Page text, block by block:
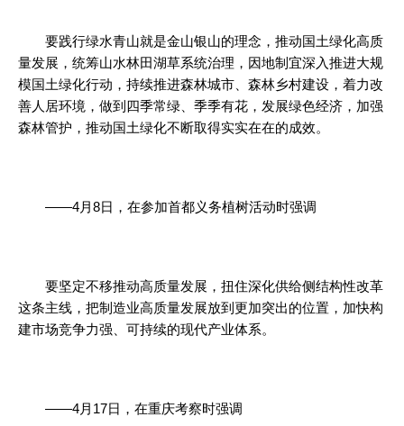
要践行绿水青山就是金山银山的理念，推动国土绿化高质
量发展，统筹山水林田湖草系统治理，因地制宜深入推进大规
模国土绿化行动，持续推进森林城市、森林乡村建设，着力改
善人居环境，做到四季常绿、季季有花，发展绿色经济，加强
森林管护，推动国土绿化不断取得实实在在的成效。
——4月8日，在参加首都义务植树活动时强调
要坚定不移推动高质量发展，扭住深化供给侧结构性改革
这条主线，把制造业高质量发展放到更加突出的位置，加快构
建市场竞争力强、可持续的现代产业体系。
——4月17日，在重庆考察时强调